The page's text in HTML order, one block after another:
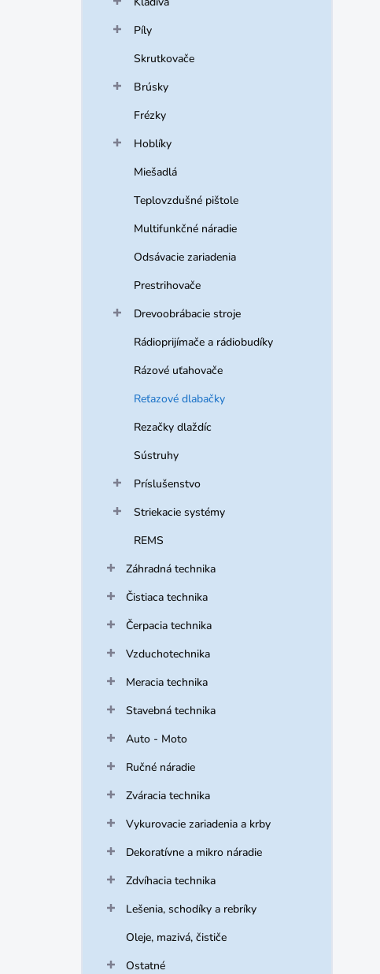
Píly
Skrutkovače
Brúsky
Frézky
Hoblíky
Miešadlá
Teplovzdušné pištole
Multifunkčné náradie
Odsávacie zariadenia
Prestrihovače
Drevoobrábacie stroje
Rádioprijímače a rádiobudíky
Rázové uťahovače
Reťazové dlabačky
Rezačky dlaždíc
Sústruhy
Príslušenstvo
Striekacie systémy
REMS
Záhradná technika
Čistiaca technika
Čerpacia technika
Vzduchotechnika
Meracia technika
Stavebná technika
Auto - Moto
Ručné náradie
Zváracia technika
Vykurovacie zariadenia a krby
Dekoratívne a mikro náradie
Zdvíhacia technika
Lešenia, schodíky a rebríky
Oleje, mazivá, čističe
Ostatné